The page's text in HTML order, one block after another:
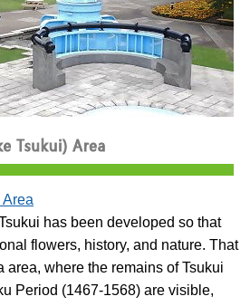
has been developed so that
flowers, history, and nature. That
area, where the remains of Tsukui
Period (1467-1568) are visible,